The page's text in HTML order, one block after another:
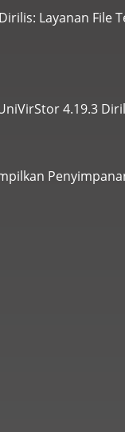
Layanan File
4.19.3